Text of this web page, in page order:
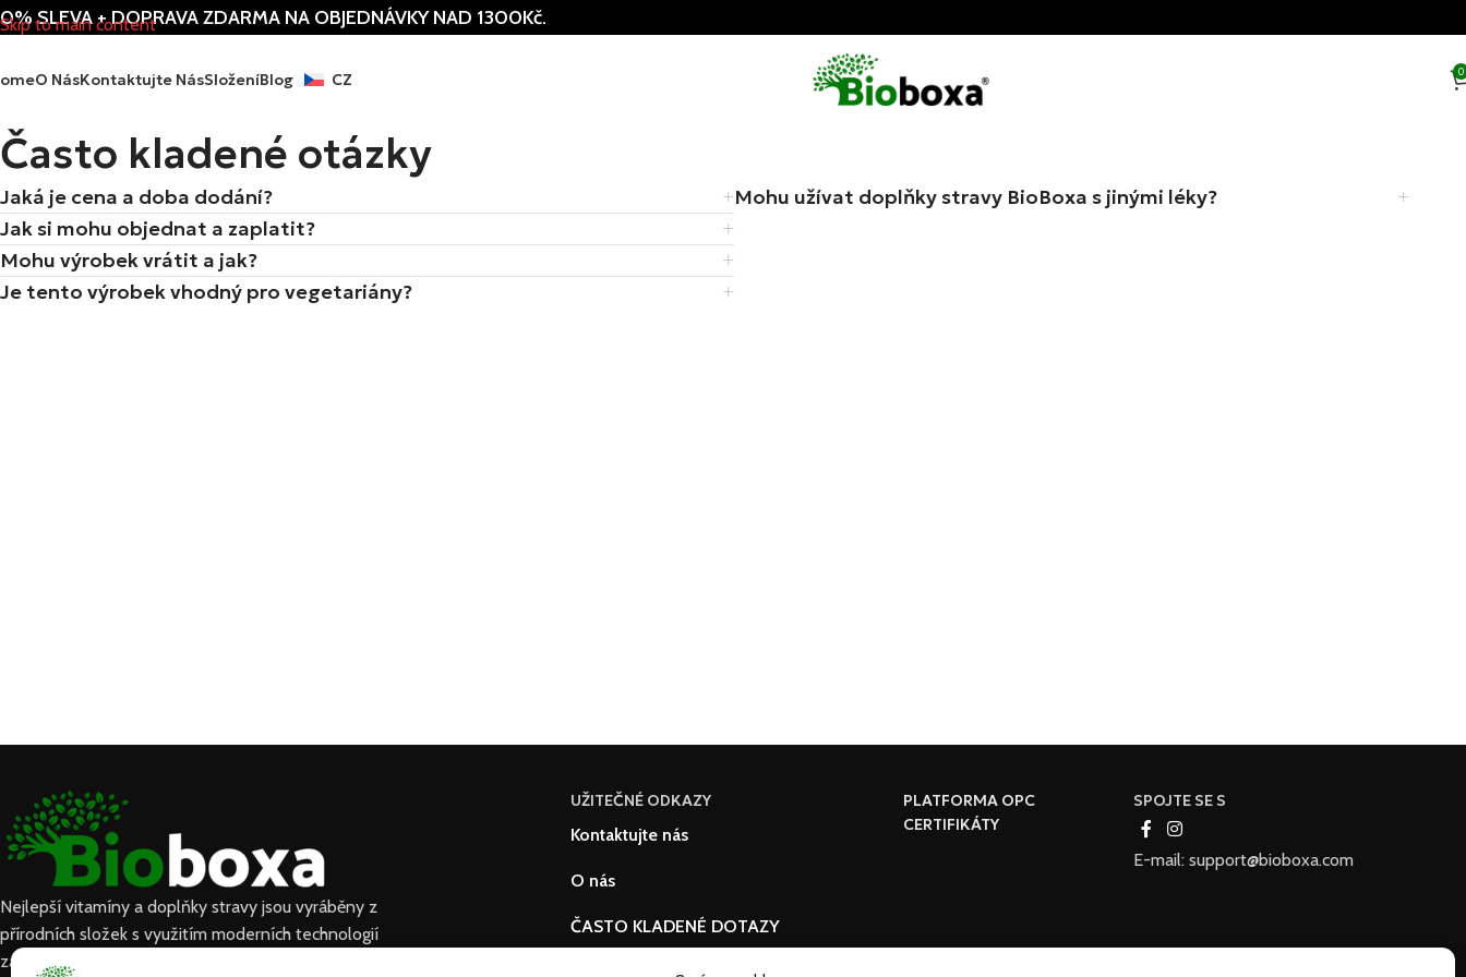
Skip to main content
SLEVA + DOPRAVA ZDARMA NA OBJEDNÁVKY NAD 1300Kč.
O NásKontaktujte NásSloženíBlog CZ 0
Často kladené otázky
Jaká je cena a doba dodání?
Jak si mohu objednat a zaplatit?
Mohu výrobek vrátit a jak?
Je tento výrobek vhodný pro vegetariány?
Mohu užívat doplňky stravy BioBoxa s jinými léky?
Nejlepší vitamíny a doplňky stravy jsou vyráběny z
přírodních složek s využitím moderních technologií
zaměřených na zlepšení osobního a duševního zdraví.
UŽITEČNÉ ODKAZY
Kontaktujte nás
O nás
ČASTO KLADENÉ DOTAZY
Podmínky a pravidla
PLATFORMA OPC
CERTIFIKÁTY
SPOJTE SE S
E-mail: support@bioboxa.com